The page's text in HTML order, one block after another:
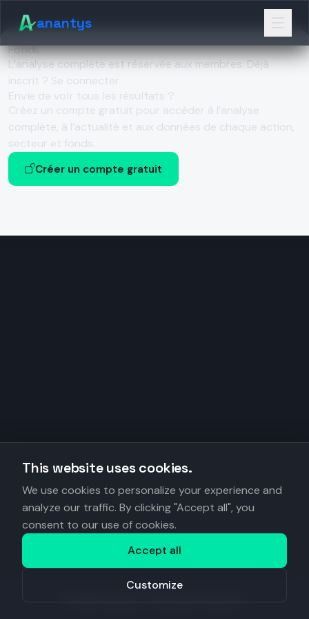
anantys
Fonds
L’analyse complète est réservée aux membres.Déjà
inscrit ? Se connecter
Envie de voir tous les résultats ?
Créez un compte gratuit pour accéder à l’analyse
complète, à l’actualité et aux données de chaque action,
secteur et fonds.
Créer un compte gratuit
This website uses cookies.
We use cookies to personalize your experience and
analyze our traffic. By clicking "Accept all", you
consent to our use of cookies.
Accept all
Customize